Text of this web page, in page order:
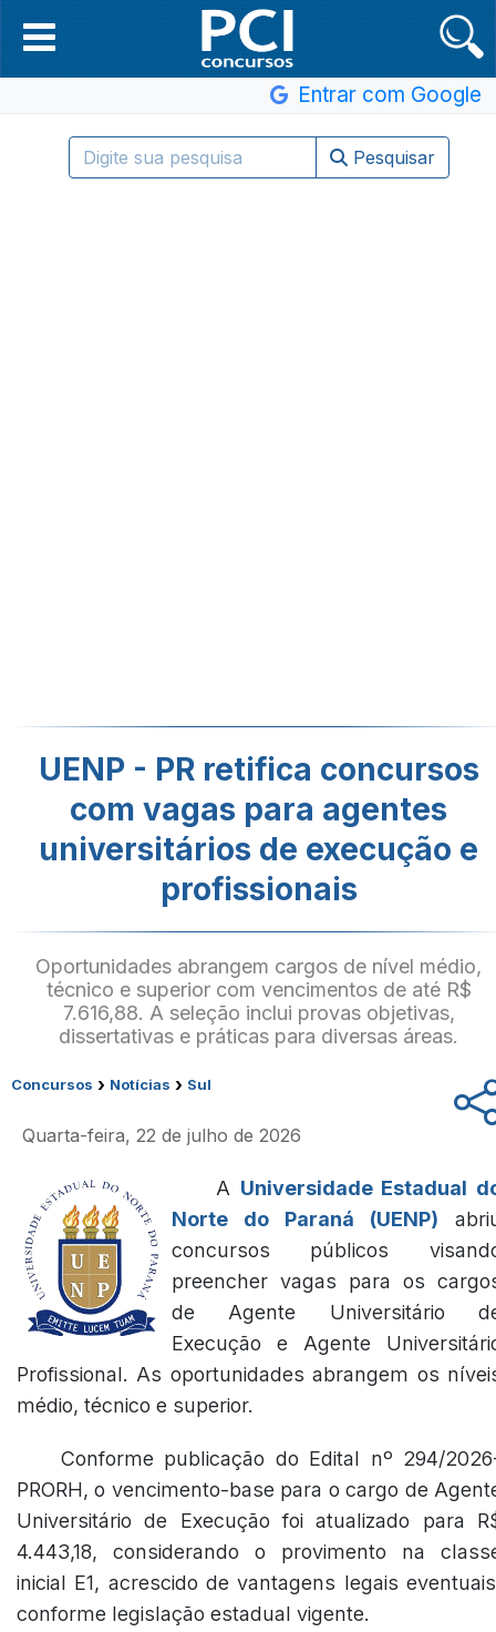
Entrar com Google
Pesquisar
UENP - PR retifica concursos
com vagas para agentes
universitários de execução e
profissionais
Oportunidades abrangem cargos de nível médio,
técnico e superior com vencimentos de até R$
7.616,88. A seleção inclui provas objetivas,
dissertativas e práticas para diversas áreas.
Concursos › Notícias › Sul
Quarta-feira, 22 de julho de 2026
A Universidade Estadual
Norte do Paraná (UENP)
concursos públicos
preencher vagas para os
de Agente Universitário
Execução e Agente
Profissional. As oportunidades abrangem os
médio, técnico e superior.
Conforme publicação do Edital nº 294/
PRORH, o vencimento-base para o cargo de
Universitário de Execução foi atualizado para
4.443,18, considerando o provimento na
inicial E1, acrescido de vantagens legais
conforme legislação estadual vigente.